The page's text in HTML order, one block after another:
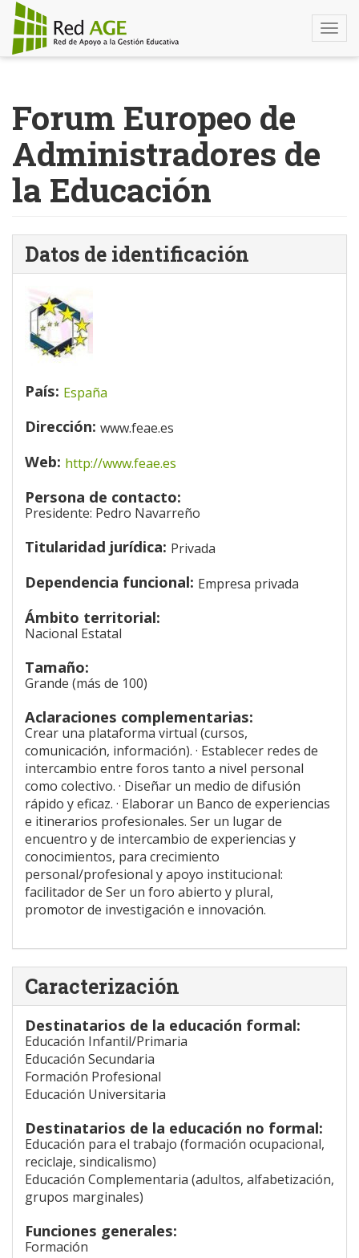
contenido
principal
Forum Europeo de
Administradores de
la Educación
Datos de identificación
País: España
Dirección: www.feae.es
Web: http://www.feae.es
Persona de contacto:
Presidente: Pedro Navarreño
Titularidad jurídica: Privada
Dependencia funcional: Empresa privada
Ámbito territorial:
Nacional Estatal
Tamaño:
Grande (más de 100)
Aclaraciones complementarias:
Crear una plataforma virtual (cursos,
comunicación, información). · Establecer redes de
intercambio entre foros tanto a nivel personal
como colectivo. · Diseñar un medio de difusión
rápido y eficaz. · Elaborar un Banco de experiencias
e itinerarios profesionales. Ser un lugar de
encuentro y de intercambio de experiencias y
conocimientos, para crecimiento
personal/profesional y apoyo institucional:
facilitador de Ser un foro abierto y plural,
promotor de investigación e innovación.
Caracterización
Destinatarios de la educación formal:
Educación Infantil/Primaria
Educación Secundaria
Formación Profesional
Educación Universitaria
Destinatarios de la educación no formal:
Educación para el trabajo (formación ocupacional,
reciclaje, sindicalismo)
Educación Complementaria (adultos, alfabetización,
grupos marginales)
Funciones generales:
Formación